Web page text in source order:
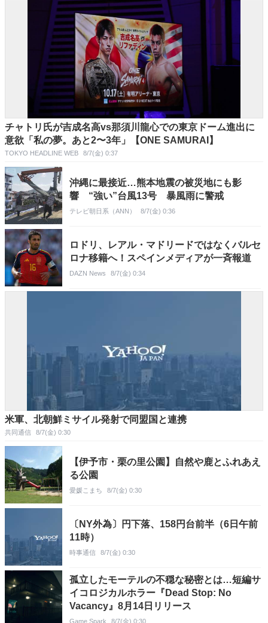
チャトリ氏が吉成名高vs那須川龍心での東京ドーム進出に
意欲「私の夢。あと2〜3年」【ONE SAMURAI】
TOKYO HEADLINE WEB 8/7(金) 0:37
沖縄に最接近…熊本地震の被災地にも影
響 “強い”台風13号 暴風雨に警戒
テレビ朝日系（ANN） 8/7(金) 0:36
ロドリ、レアル・マドリードではなくバルセ
ロナ移籍へ！スペインメディアが一斉報道
DAZN News 8/7(金) 0:34
米軍、北朝鮮ミサイル発射で同盟国と連携
共同通信 8/7(金) 0:30
【伊予市・栗の里公園】自然や鹿とふれあえ
る公園
愛媛こまち 8/7(金) 0:30
〔NY外為〕円下落、158円台前半（6日午前
11時）
時事通信 8/7(金) 0:30
孤立したモーテルの不穏な秘密とは…短編サ
イコロジカルホラー『Dead Stop: No
Vacancy』8月14日リリース
Game Spark 8/7(金) 0:30